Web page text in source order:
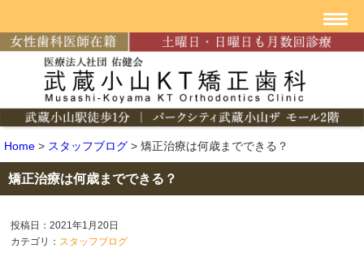
Home > スタッフブログ > 矯正治療は何歳までできる？
矯正治療は何歳までできる？
投稿日：2021年1月20日
カテゴリ： スタッフブログ